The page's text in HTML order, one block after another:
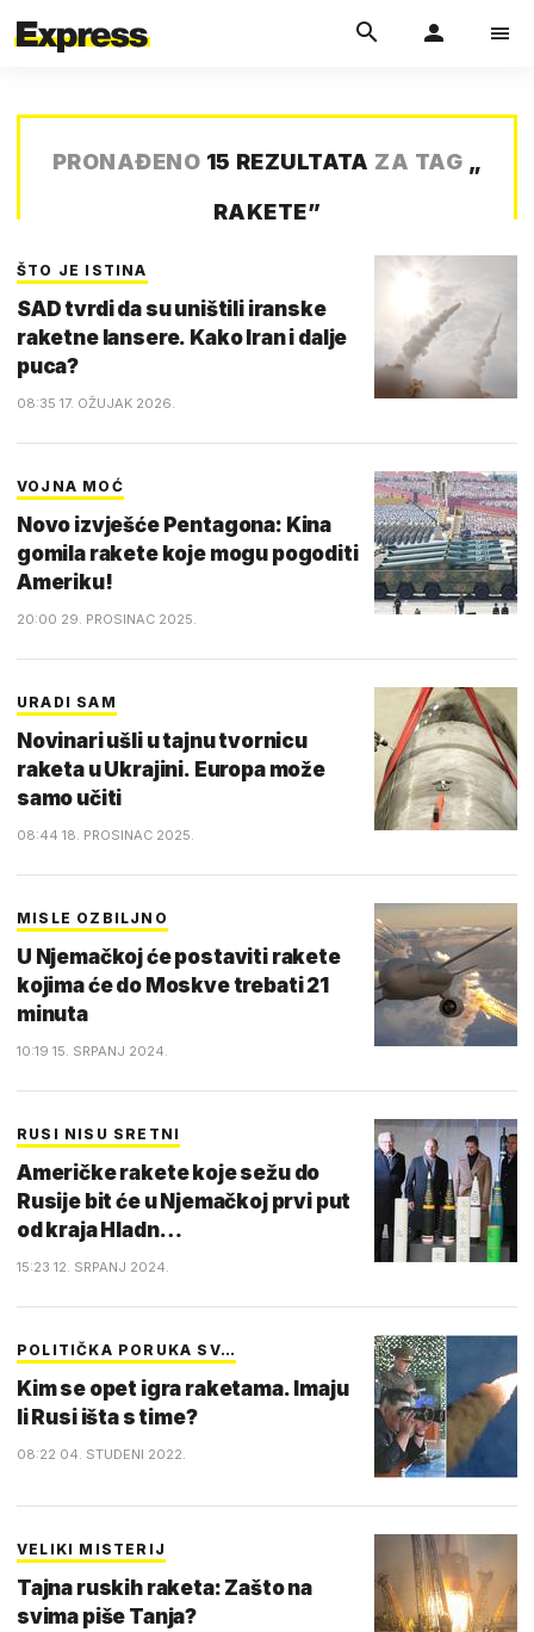
PRONAĐENO 15 REZULTATA ZA TAG „
RAKETE”
ŠTO JE ISTINA
SAD tvrdi da su uništili iranske
raketne lansere. Kako Iran i dalje
puca?
08:35 17. OŽUJAK 2026.
VOJNA MOĆ
Novo izvješće Pentagona: Kina
gomila rakete koje mogu pogoditi
Ameriku!
20:00 29. PROSINAC 2025.
URADI SAM
Novinari ušli u tajnu tvornicu
raketa u Ukrajini. Europa može
samo učiti
08:44 18. PROSINAC 2025.
MISLE OZBILJNO
U Njemačkoj će postaviti rakete
kojima će do Moskve trebati 21
minuta
10:19 15. SRPANJ 2024.
RUSI NISU SRETNI
Američke rakete koje sežu do
Rusije bit će u Njemačkoj prvi put
od kraja Hladn…
15:23 12. SRPANJ 2024.
POLITIČKA PORUKA SV…
Kim se opet igra raketama. Imaju
li Rusi išta s time?
08:22 04. STUDENI 2022.
VELIKI MISTERIJ
Tajna ruskih raketa: Zašto na
svima piše Tanja?